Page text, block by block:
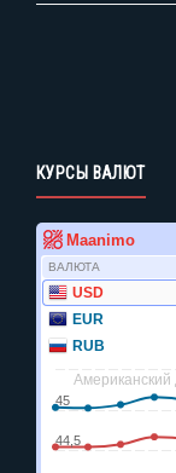
КУРСЫ ВАЛЮТ